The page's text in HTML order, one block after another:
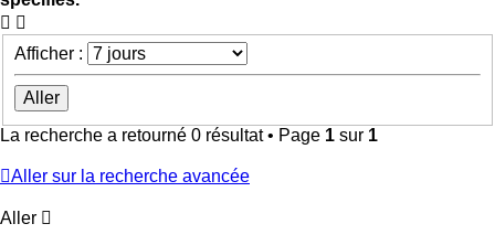
Afficher :
La recherche a retourné 0 résultat • Page 1 sur 1
Aller sur la recherche avancée
Aller